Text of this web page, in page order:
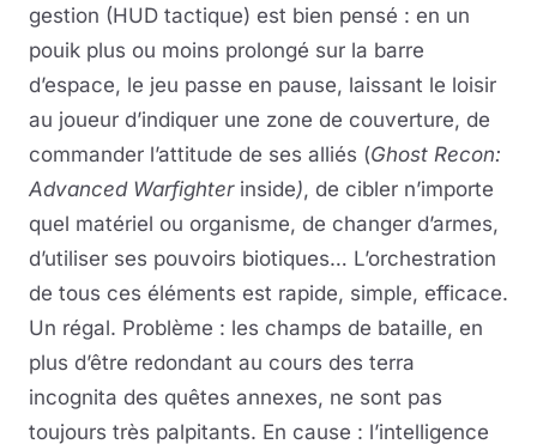
gestion (HUD tactique) est bien pensé : en un
pouik plus ou moins prolongé sur la barre
d’espace, le jeu passe en pause, laissant le loisir
au joueur d’indiquer une zone de couverture, de
commander l’attitude de ses alliés (Ghost Recon:
Advanced Warfighter inside), de cibler n’importe
quel matériel ou organisme, de changer d’armes,
d’utiliser ses pouvoirs biotiques… L’orchestration
de tous ces éléments est rapide, simple, efficace.
Un régal. Problème : les champs de bataille, en
plus d’être redondant au cours des terra
incognita des quêtes annexes, ne sont pas
toujours très palpitants. En cause : l’intelligence